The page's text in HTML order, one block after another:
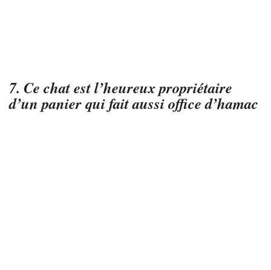
7. Ce chat est l’heureux propriétaire
d’un panier qui fait aussi office d’hamac